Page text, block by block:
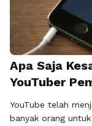
Apa Saja
YouTuber
YouTube telah
banyak orang